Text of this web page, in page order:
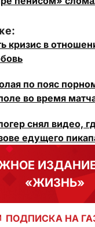
кризис в
по пояс
во время
снял видео,
едущего
«ЖИЗНЬ»
ПОДПИСКА НА